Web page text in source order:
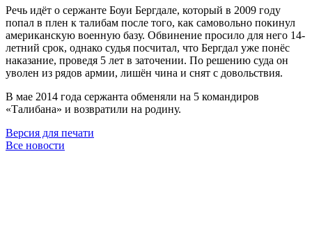
Речь идёт о сержанте Боуи Бергдале, который в 2009 году
попал в плен к талибам после того, как самовольно покинул
американскую военную базу. Обвинение просило для него 14-
летний срок, однако судья посчитал, что Бергдал уже понёс
наказание, проведя 5 лет в заточении. По решению суда он
уволен из рядов армии, лишён чина и снят с довольствия.
В мае 2014 года сержанта обменяли на 5 командиров
«Талибана» и возвратили на родину.
Версия для печати
Все новости